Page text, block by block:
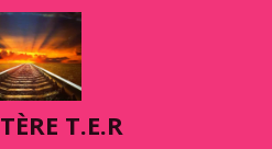
ÈRE T.E.R